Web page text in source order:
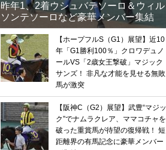
昨年1、2着ウシュバテソーロ＆ウィル
ソンテソーロなど豪華メンバー集結
【ホープフルS（G1）展望】近10
年「G1勝利100％」クロワデュノ
ールVS「2歳女王撃破」マジック
サンズ！ 非凡な才能を見せる無敗
馬が激突
【阪神C（G2）展望】武豊“マジッ
ク”でナムラクレア、ママコチャを
破った重賞馬が待望の復帰戦！ 短
距離界の有馬記念に豪華メンバー